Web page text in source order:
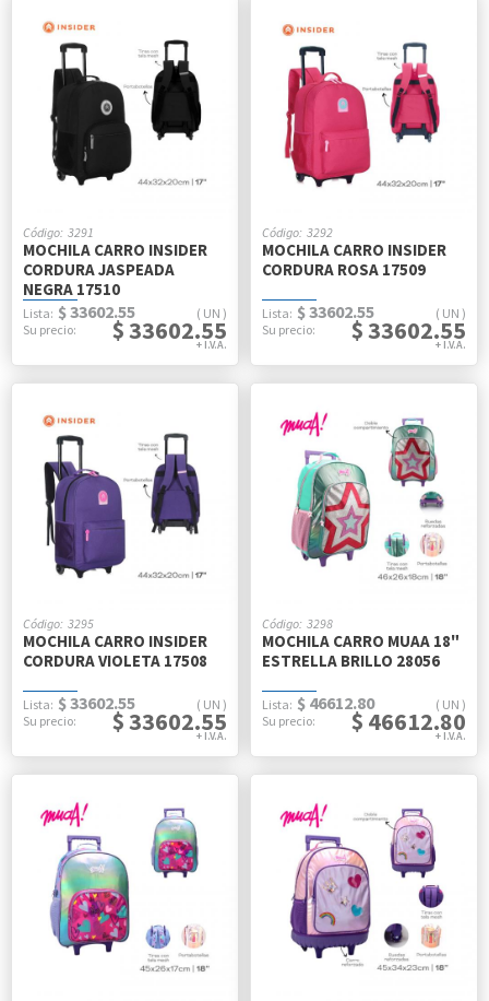
3291
MOCHILA CARRO INSIDER
CORDURA JASPEADA
NEGRA 17510
UN
$ 33602.55
$ 33602.55
3292
MOCHILA CARRO INSIDER
CORDURA ROSA 17509
UN
$ 33602.55
$ 33602.55
3295
MOCHILA CARRO INSIDER
CORDURA VIOLETA 17508
UN
$ 33602.55
$ 33602.55
3298
MOCHILA CARRO MUAA 18"
ESTRELLA BRILLO 28056
UN
$ 46612.80
$ 46612.80